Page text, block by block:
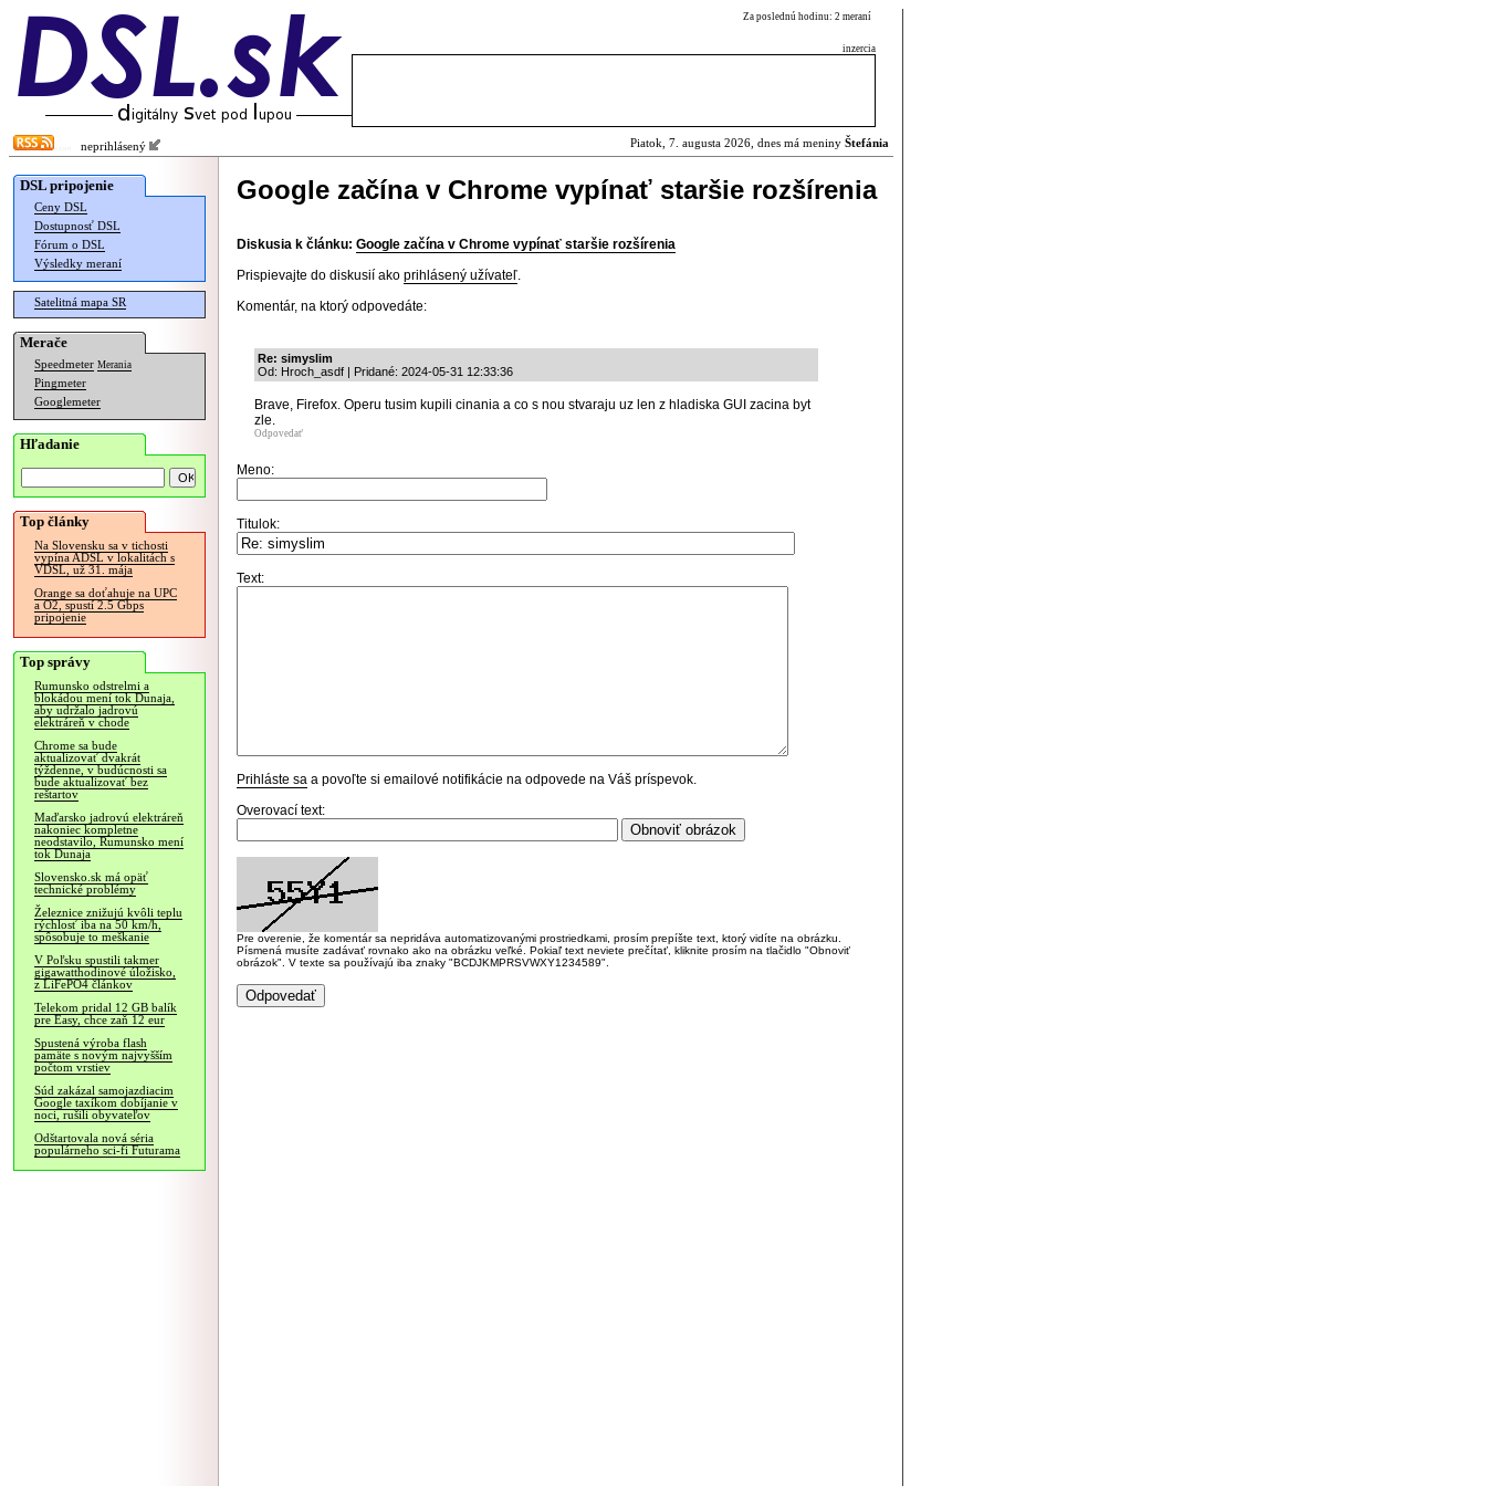
Za poslednú hodinu: 2 meraní
inzercia
neprihlásený Piatok, 7. augusta 2026, dnes má meniny Štefánia
DSL pripojenie
Ceny DSL
Dostupnosť DSL
Fórum o DSL
Výsledky meraní
Satelitná mapa SR
Merače
Speedmeter Merania
Pingmeter
Googlemeter
Hľadanie
Top články
Na Slovensku sa v tichosti
vypína ADSL v lokalitách s
VDSL, už 31. mája
Orange sa doťahuje na UPC
a O2, spustí 2.5 Gbps
pripojenie
Top správy
Rumunsko odstrelmi a
blokádou mení tok Dunaja,
aby udržalo jadrovú
elektráreň v chode
Chrome sa bude
aktualizovať dvakrát
týždenne, v budúcnosti sa
bude aktualizovať bez
reštartov
Maďarsko jadrovú elektráreň
nakoniec kompletne
neodstavilo, Rumunsko mení
tok Dunaja
Slovensko.sk má opäť
technické problémy
Železnice znižujú kvôli teplu
rýchlosť iba na 50 km/h,
spôsobuje to meškanie
V Poľsku spustili takmer
gigawatthodinové úložisko,
z LiFePO4 článkov
Telekom pridal 12 GB balík
pre Easy, chce zaň 12 eur
Spustená výroba flash
pamäte s novým najvyšším
počtom vrstiev
Súd zakázal samojazdiacim
Google taxíkom dobíjanie v
noci, rušili obyvateľov
Odštartovala nová séria
populárneho sci-fi Futurama
Google začína v Chrome vypínať staršie rozšírenia
Diskusia k článku: Google začína v Chrome vypínať staršie rozšírenia
Prispievajte do diskusií ako prihlásený užívateľ.
Komentár, na ktorý odpovedáte:
Re: simyslim
Od: Hroch_asdf | Pridané: 2024-05-31 12:33:36
Brave, Firefox. Operu tusim kupili cinania a co s nou stvaraju uz len z hladiska GUI zacina byt
zle.
Odpovedať
Meno:
Titulok:
Text:
Prihláste sa a povoľte si emailové notifikácie na odpovede na Váš príspevok.
Overovací text:
Pre overenie, že komentár sa nepridáva automatizovanými prostriedkami, prosím prepíšte text, ktorý vidíte na obrázku.
Písmená musíte zadávať rovnako ako na obrázku veľké. Pokiaľ text neviete prečítať, kliknite prosím na tlačidlo "Obnoviť
obrázok". V texte sa používajú iba znaky "BCDJKMPRSVWXY1234589".